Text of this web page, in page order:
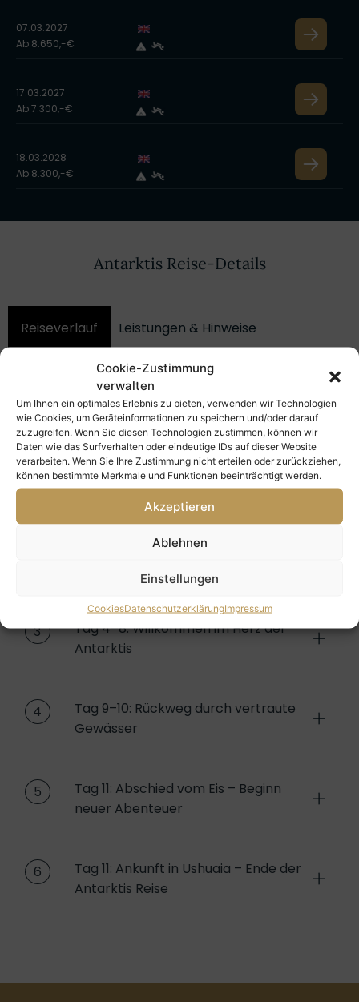
Cookie-Zustimmung
verwalten
Um Ihnen ein optimales Erlebnis zu bieten, verwenden wir Technologien
wie Cookies, um Geräteinformationen zu speichern und/oder darauf
zuzugreifen. Wenn Sie diesen Technologien zustimmen, können wir
Daten wie das Surfverhalten oder eindeutige IDs auf dieser Website
verarbeiten. Wenn Sie Ihre Zustimmung nicht erteilen oder zurückziehen,
können bestimmte Merkmale und Funktionen beeinträchtigt werden.
Akzeptieren
Ablehnen
Einstellungen
CookiesDatenschutzerklärungImpressum
07.03.2027
Ab 8.650,-€
17.03.2027
Ab 7.300,-€
18.03.2028
Ab 8.300,-€
Antarktis Reise-Details
Reiseverlauf Leistungen & Hinweise
Kabinen & Preise Aktivitäten
alles ausklappen alles einklappen
1
Tag 1: Das Ende der Welt – Beginn
einer Entdeckungsreise
Tag 2–3: Auf den Spuren der
3
Tag 4–8: Willkommen im Herz der
Antarktis
4
Tag 9–10: Rückweg durch vertraute
Gewässer
5
Tag 11: Abschied vom Eis – Beginn
neuer Abenteuer
6
Tag 11: Ankunft in Ushuaia – Ende der
Antarktis Reise